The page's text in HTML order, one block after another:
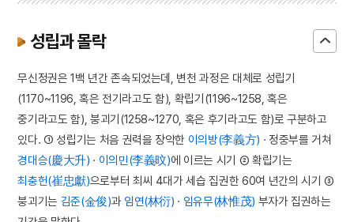
성립과 몰락
무신정권은 1백 년간 존속되었는데, 변천 과정은 대체로 성립기
(1170~1196, 혹은 전기라고도 함), 확립기(1196~1258, 혹은
중기라고도 함), 붕괴기(1258~1270, 혹은 후기라고도 함)로 구분하고
있다. ① 성립기는 처음 권력을 장악한 이의방(李義方) · 정중부를 거쳐
경대승(慶大升) · 이의민(李義旼)에 이르는 시기 ② 확립기는
최충헌(崔忠獻)으로부터 최씨 4대가 세습 집권한 60여 년간의 시기 ③
붕괴기는 김준(金俊)과 임연(林衍) · 임유무(林惟茂) 부자가 집권하는